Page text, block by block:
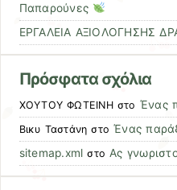
Παπαρούνες
ΕΡΓΑΛΕΙΑ ΑΞΙΟΛΟΓΗΣΗΣ
Πρόσφατα σχόλια
ΧΟΥΤΟΥ ΦΩΤΕΙΝΗστο Ένας
Βικυ Ταστάνη στοΈνας
sitemap.xml στοΑς